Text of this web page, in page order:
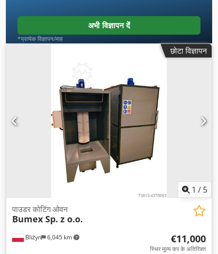
अभी विज्ञापन दें
*प्रत्येक विज्ञापन/माह
छोटा विज्ञापन
1 / 5
Bliżyn 6,045 km
पाउडर कोटिंग ओवन
Bumex Sp. z o.o.
€11,000
स्थिर मूल्य कर के अतिरिक्त